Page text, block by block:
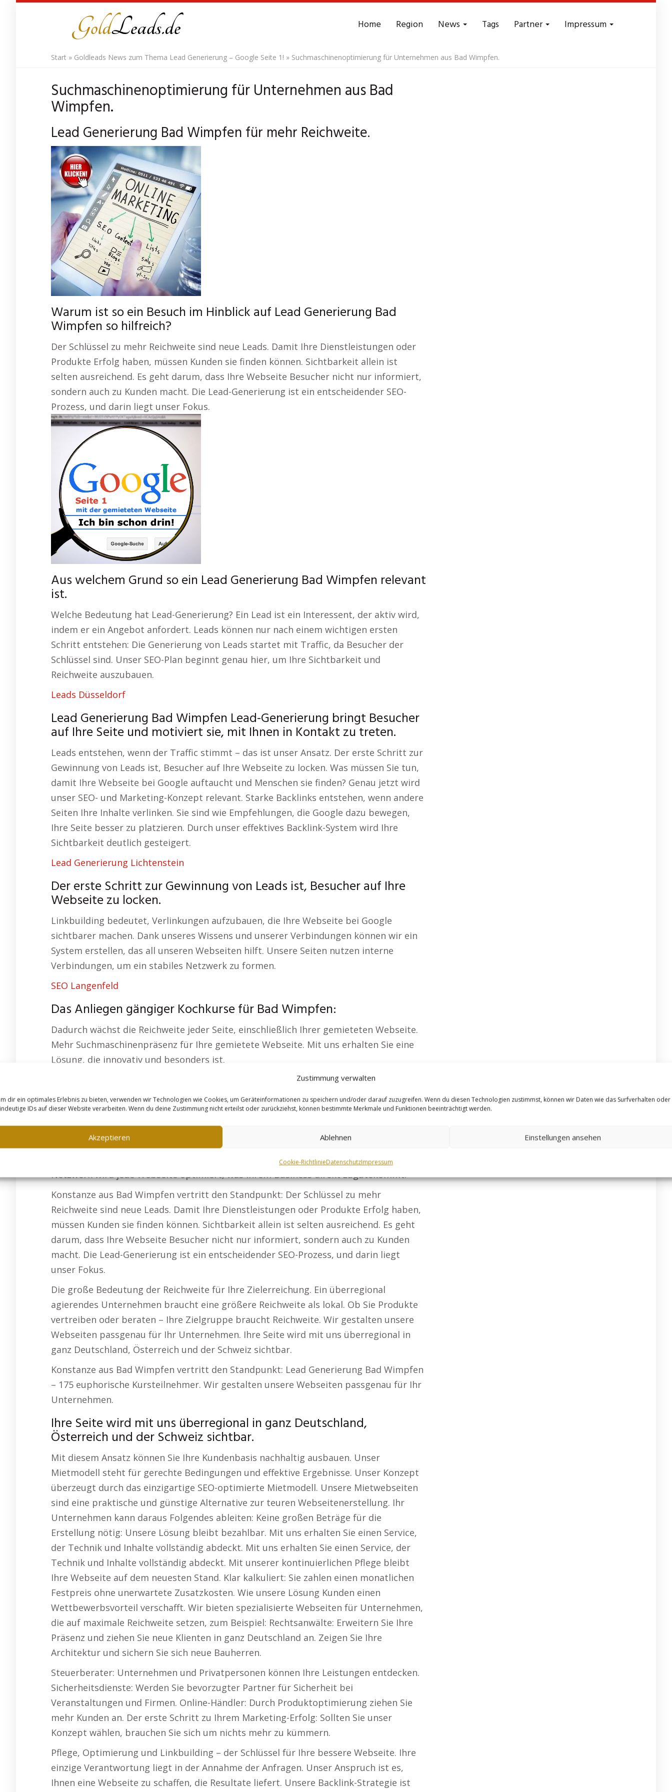
Zustimmung verwalten
dir ein optimales Erlebnis zu bieten, verwenden wir Technologien wie Cookies, um Geräteinformationen zu speichern und/oder darauf zuzugreifen. Wenn du diesen Technologien zustimmst, können wir Daten wie das Surfverhalten oder
IDs auf dieser Website verarbeiten. Wenn du deine Zustimmung nicht erteilst oder zurückziehst, können bestimmte Merkmale und Funktionen beeinträchtigt werden.
Akzeptieren Ablehnen Einstellungen ansehen
Cookie-RichtlinieDatenschutzImpressum
Home Region News Tags Partner Impressum
Start » Goldleads News zum Thema Lead Generierung – Google Seite 1! » Suchmaschinenoptimierung für Unternehmen aus Bad Wimpfen.
Suchmaschinenoptimierung für Unternehmen aus Bad
Wimpfen.
Lead Generierung Bad Wimpfen für mehr Reichweite.
Warum ist so ein Besuch im Hinblick auf Lead Generierung Bad
Wimpfen so hilfreich?
Der Schlüssel zu mehr Reichweite sind neue Leads. Damit Ihre Dienstleistungen oder
Produkte Erfolg haben, müssen Kunden sie finden können. Sichtbarkeit allein ist
selten ausreichend. Es geht darum, dass Ihre Webseite Besucher nicht nur informiert,
sondern auch zu Kunden macht. Die Lead-Generierung ist ein entscheidender SEO-
Prozess, und darin liegt unser Fokus.
Aus welchem Grund so ein Lead Generierung Bad Wimpfen relevant
ist.
Welche Bedeutung hat Lead-Generierung? Ein Lead ist ein Interessent, der aktiv wird,
indem er ein Angebot anfordert. Leads können nur nach einem wichtigen ersten
Schritt entstehen: Die Generierung von Leads startet mit Traffic, da Besucher der
Schlüssel sind. Unser SEO-Plan beginnt genau hier, um Ihre Sichtbarkeit und
Reichweite auszubauen.
Leads Düsseldorf
Lead Generierung Bad Wimpfen Lead-Generierung bringt Besucher
auf Ihre Seite und motiviert sie, mit Ihnen in Kontakt zu treten.
Leads entstehen, wenn der Traffic stimmt – das ist unser Ansatz. Der erste Schritt zur
Gewinnung von Leads ist, Besucher auf Ihre Webseite zu locken. Was müssen Sie tun,
damit Ihre Webseite bei Google auftaucht und Menschen sie finden? Genau jetzt wird
unser SEO- und Marketing-Konzept relevant. Starke Backlinks entstehen, wenn andere
Seiten Ihre Inhalte verlinken. Sie sind wie Empfehlungen, die Google dazu bewegen,
Ihre Seite besser zu platzieren. Durch unser effektives Backlink-System wird Ihre
Sichtbarkeit deutlich gesteigert.
Lead Generierung Lichtenstein
Der erste Schritt zur Gewinnung von Leads ist, Besucher auf Ihre
Webseite zu locken.
Linkbuilding bedeutet, Verlinkungen aufzubauen, die Ihre Webseite bei Google
sichtbarer machen. Dank unseres Wissens und unserer Verbindungen können wir ein
System erstellen, das all unseren Webseiten hilft. Unsere Seiten nutzen interne
Verbindungen, um ein stabiles Netzwerk zu formen.
SEO Langenfeld
Das Anliegen gängiger Kochkurse für Bad Wimpfen:
Dadurch wächst die Reichweite jeder Seite, einschließlich Ihrer gemieteten Webseite.
Mehr Suchmaschinenpräsenz für Ihre gemietete Webseite. Mit uns erhalten Sie eine
Lösung, die innovativ und besonders ist.
Eine unserer Webseiten steht Ihnen zur Miete bereit. Ihre Seite wird perfekt für Ihr
Angebot entwickelt und ist auf eine gute Google-Sichtbarkeit ausgerichtet. Sie nutzen
die volle Kraft unserer Infrastruktur. Ihre gemietete Webseite profitiert von unserem
Backlink-Netzwerk mit kontinuierlicher Sichtbarkeitserhöhung. SEO-Optimierung: Ihre
Webseite wird langfristig verbessert, um mehr Besucher zu gewinnen. Mit unserem
Netzwerk wird jede Webseite optimiert, was Ihrem Business direkt zugutekommt.
Konstanze aus Bad Wimpfen vertritt den Standpunkt: Der Schlüssel zu mehr
Reichweite sind neue Leads. Damit Ihre Dienstleistungen oder Produkte Erfolg haben,
müssen Kunden sie finden können. Sichtbarkeit allein ist selten ausreichend. Es geht
darum, dass Ihre Webseite Besucher nicht nur informiert, sondern auch zu Kunden
macht. Die Lead-Generierung ist ein entscheidender SEO-Prozess, und darin liegt
unser Fokus.
Die große Bedeutung der Reichweite für Ihre Zielerreichung. Ein überregional
agierendes Unternehmen braucht eine größere Reichweite als lokal. Ob Sie Produkte
vertreiben oder beraten – Ihre Zielgruppe braucht Reichweite. Wir gestalten unsere
Webseiten passgenau für Ihr Unternehmen. Ihre Seite wird mit uns überregional in
ganz Deutschland, Österreich und der Schweiz sichtbar.
Konstanze aus Bad Wimpfen vertritt den Standpunkt: Lead Generierung Bad Wimpfen
– 175 euphorische Kursteilnehmer. Wir gestalten unsere Webseiten passgenau für Ihr
Unternehmen.
Ihre Seite wird mit uns überregional in ganz Deutschland,
Österreich und der Schweiz sichtbar.
Mit diesem Ansatz können Sie Ihre Kundenbasis nachhaltig ausbauen. Unser
Mietmodell steht für gerechte Bedingungen und effektive Ergebnisse. Unser Konzept
überzeugt durch das einzigartige SEO-optimierte Mietmodell. Unsere Mietwebseiten
sind eine praktische und günstige Alternative zur teuren Webseitenerstellung. Ihr
Unternehmen kann daraus Folgendes ableiten: Keine großen Beträge für die
Erstellung nötig: Unsere Lösung bleibt bezahlbar. Mit uns erhalten Sie einen Service,
der Technik und Inhalte vollständig abdeckt. Mit uns erhalten Sie einen Service, der
Technik und Inhalte vollständig abdeckt. Mit unserer kontinuierlichen Pflege bleibt
Ihre Webseite auf dem neuesten Stand. Klar kalkuliert: Sie zahlen einen monatlichen
Festpreis ohne unerwartete Zusatzkosten. Wie unsere Lösung Kunden einen
Wettbewerbsvorteil verschafft. Wir bieten spezialisierte Webseiten für Unternehmen,
die auf maximale Reichweite setzen, zum Beispiel: Rechtsanwälte: Erweitern Sie Ihre
Präsenz und ziehen Sie neue Klienten in ganz Deutschland an. Zeigen Sie Ihre
Architektur und sichern Sie sich neue Bauherren.
Steuerberater: Unternehmen und Privatpersonen können Ihre Leistungen entdecken.
Sicherheitsdienste: Werden Sie bevorzugter Partner für Sicherheit bei
Veranstaltungen und Firmen. Online-Händler: Durch Produktoptimierung ziehen Sie
mehr Kunden an. Der erste Schritt zu Ihrem Marketing-Erfolg: Sollten Sie unser
Konzept wählen, brauchen Sie sich um nichts mehr zu kümmern.
Pflege, Optimierung und Linkbuilding – der Schlüssel für Ihre bessere Webseite. Ihre
einzige Verantwortung liegt in der Annahme der Anfragen. Unser Anspruch ist es,
Ihnen eine Webseite zu schaffen, die Resultate liefert. Unsere Backlink-Strategie ist